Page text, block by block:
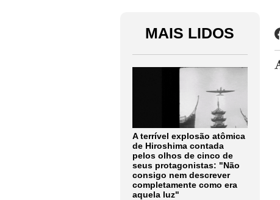
MAIS LIDOS
A terrível explosão atômica
de Hiroshima contada
pelos olhos de cinco de
seus protagonistas: "Não
consigo nem descrever
completamente como era
aquela luz"